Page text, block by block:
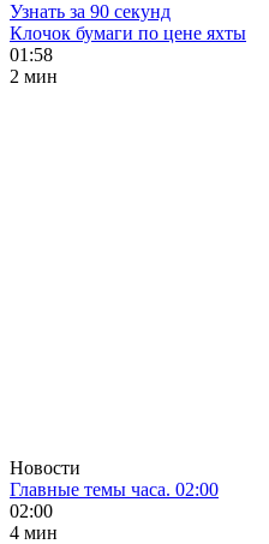
Узнать за 90 секунд
Клочок бумаги по цене яхты
01:58
2 мин
Новости
Главные темы часа. 02:00
02:00
4 мин